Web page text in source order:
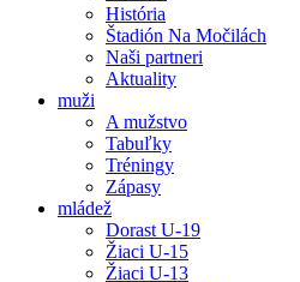
História
Štadión Na Močilách
Naši partneri
Aktuality
muži
A mužstvo
Tabuľky
Tréningy
Zápasy
mládež
Dorast U-19
Žiaci U-15
Žiaci U-13